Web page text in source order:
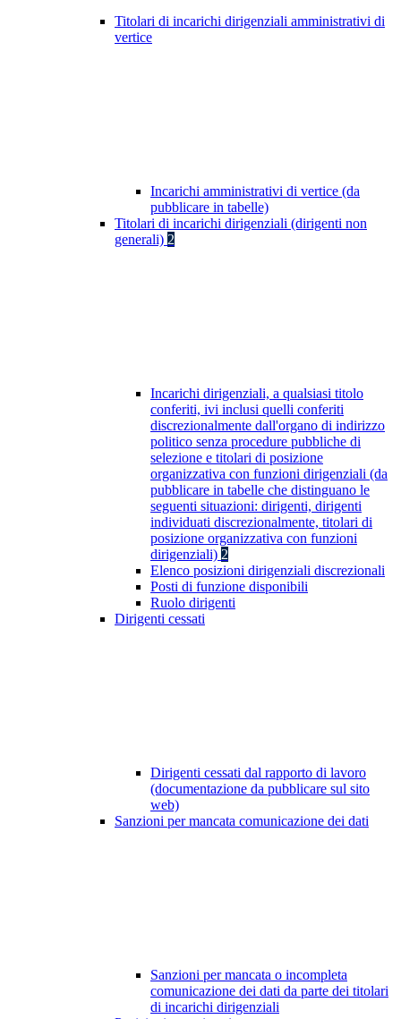
Titolari di incarichi dirigenziali amministrativi di
vertice
Incarichi amministrativi di vertice (da
pubblicare in tabelle)
Titolari di incarichi dirigenziali (dirigenti non
generali) 2
Incarichi dirigenziali, a qualsiasi titolo
conferiti, ivi inclusi quelli conferiti
discrezionalmente dall'organo di indirizzo
politico senza procedure pubbliche di
selezione e titolari di posizione
organizzativa con funzioni dirigenziali (da
pubblicare in tabelle che distinguano le
seguenti situazioni: dirigenti, dirigenti
individuati discrezionalmente, titolari di
posizione organizzativa con funzioni
dirigenziali) 2
Elenco posizioni dirigenziali discrezionali
Posti di funzione disponibili
Ruolo dirigenti
Dirigenti cessati
Dirigenti cessati dal rapporto di lavoro
(documentazione da pubblicare sul sito
web)
Sanzioni per mancata comunicazione dei dati
Sanzioni per mancata o incompleta
comunicazione dei dati da parte dei titolari
di incarichi dirigenziali